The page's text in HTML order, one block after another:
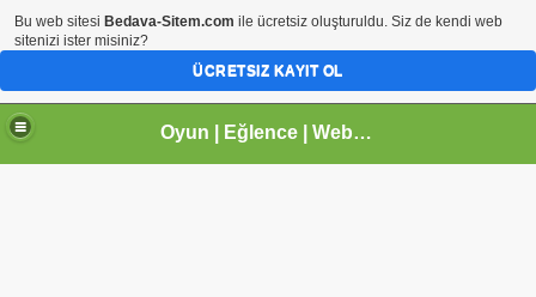
Oyun | Eğlence | Webmaster | tr.gg Paylaşım Sitesi | Arhavi |Kireçlik Köyü
Bu web sitesi Bedava-Sitem.com ile ücretsiz oluşturuldu. Siz de kendi web
sitenizi ister misiniz?
ÜCRETSIZ KAYIT OL